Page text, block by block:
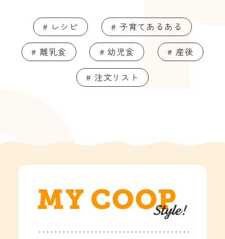
# レシピ # 子育てあるある
# 離乳食 # 幼児食 # 産後
# 注文リスト